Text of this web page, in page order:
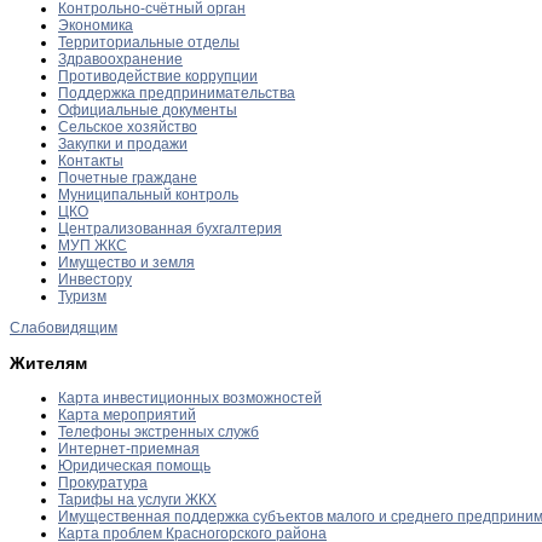
Контрольно-счётный орган
Экономика
Территориальные отделы
Здравоохранение
Противодействие коррупции
Поддержка предпринимательства
Официальные документы
Сельское хозяйство
Закупки и продажи
Контакты
Почетные граждане
Муниципальный контроль
ЦКО
Централизованная бухгалтерия
МУП ЖКС
Имущество и земля
Инвестору
Туризм
Слабовидящим
Жителям
Карта инвестиционных возможностей
Карта мероприятий
Телефоны экстренных служб
Интернет-приемная
Юридическая помощь
Прокуратура
Тарифы на услуги ЖКХ
Имущественная поддержка субъектов малого и среднего
Карта проблем Красногорского района